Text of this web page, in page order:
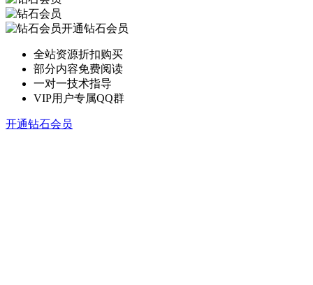
开通钻石会员
全站资源折扣购买
部分内容免费阅读
一对一技术指导
VIP用户专属QQ群
开通钻石会员